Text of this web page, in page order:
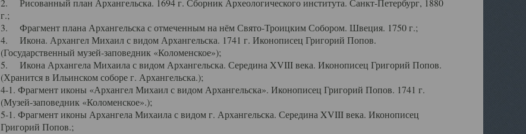
2. Рисованный план Архангельска. 1694 г. Сборник Археологического института. Санкт-Петербург, 1880
г.;
3. Фрагмент плана Архангельска с отмеченным на нём Свято-Троицким Собором. Швеция. 1750 г.;
4. Икона. Архангел Михаил с видом Архангельска. 1741 г. Иконописец Григорий Попов.
(Государственный музей-заповедник «Коломенское»);
5. Икона Архангела Михаила с видом Архангельска. Середина XVIII века. Иконописец Григорий Попов.
(Хранится в Ильинском соборе г. Архангельска.);
4-1. Фрагмент иконы «Архангел Михаил с видом Архангельска». Иконописец Григорий Попов. 1741 г.
(Музей-заповедник «Коломенское».);
5-1. Фрагмент иконы Архангела Михаила с видом г. Архангельска. Середина XVIII века. Иконописец
Григорий Попов.;